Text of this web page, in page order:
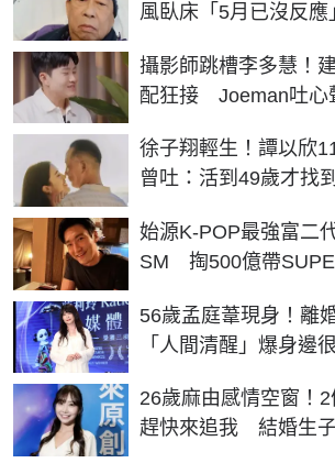
風臥床「5月已沒反應
攝影師跳槽李多慧！
配狂接 Joeman吐心
徐子翔輕生！譚以欣
曾吐：活到49歲才找
始源K-POP最強富二
SM 掏500億帶
56歲孟庭葦現身！離
「人間清醒」爆身邊
26歲麻由感情空窗！2
趕快來追我 結婚生